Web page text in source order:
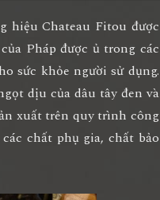
hiệu Chateau Fitou được
Pháp được ủ trong các
sức khỏe người sử dụng.
dịu của dâu tây đen và
xuất trên quy trình công
chất phụ gia, chất bảo